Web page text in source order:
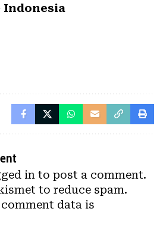
Indonesia
in to post a comment.
to reduce spam.
data is